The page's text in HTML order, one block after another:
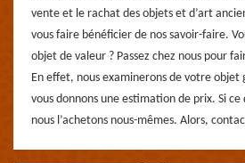
vente et le rachat des objets et d’art
vous faire bénéficier de nos savoir-faire.
objet de valeur ? Passez chez nous pour
En effet, nous examinerons de votre
vous donnons une estimation de prix. Si
nous l’achetons nous-mêmes. Alors,